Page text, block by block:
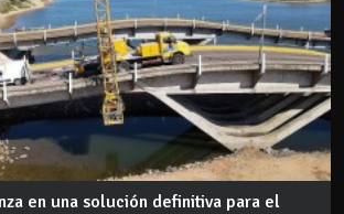
en una solución definitiva para el